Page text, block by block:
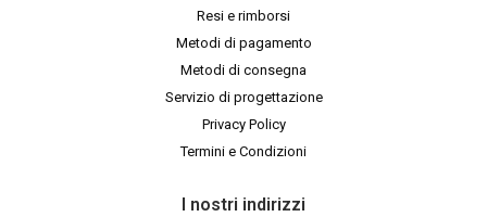
Resi e rimborsi
Metodi di pagamento
Metodi di consegna
Servizio di progettazione
Privacy Policy
Termini e Condizioni
I nostri indirizzi